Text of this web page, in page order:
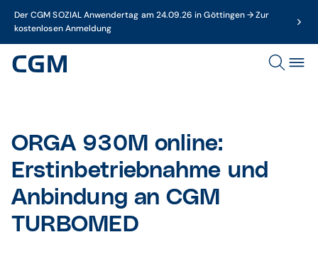
Der CGM SOZIAL Anwendertag am 24.09.26 in Göttingen → Zur
kostenlosen Anmeldung
ORGA 930M online:
Erstinbetriebnahme und
Anbindung an CGM
TURBOMED